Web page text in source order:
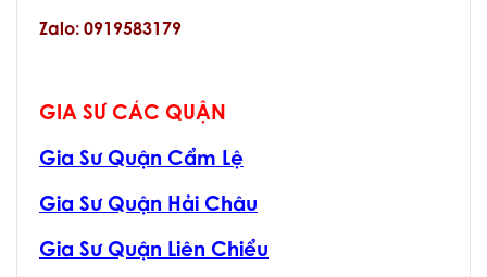
Zalo: 0919583179
GIA SƯ CÁC QUẬN
Gia Sư Quận Cẩm Lệ
Gia Sư Quận Hải Châu
Gia Sư Quận Liên Chiểu